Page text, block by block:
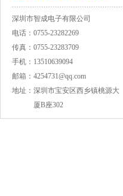
深圳市智成电子有限公司
电话： 0755-23282269
传真： 0755-23283709
手机： 13510639094
邮箱： 4254731@qq.com
地址： 深圳市宝安区西乡镇桃源大
厦B座302